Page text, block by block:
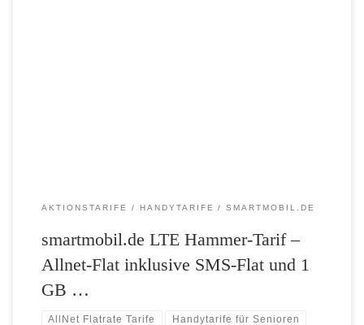
AKTIONSTARIFE HANDYTARIFE SMARTMOBIL.DE
smartmobil.de LTE Hammer-Tarif –
Allnet-Flat inklusive SMS-Flat und 1
GB …
AllNet Flatrate Tarife Handytarife für Senioren